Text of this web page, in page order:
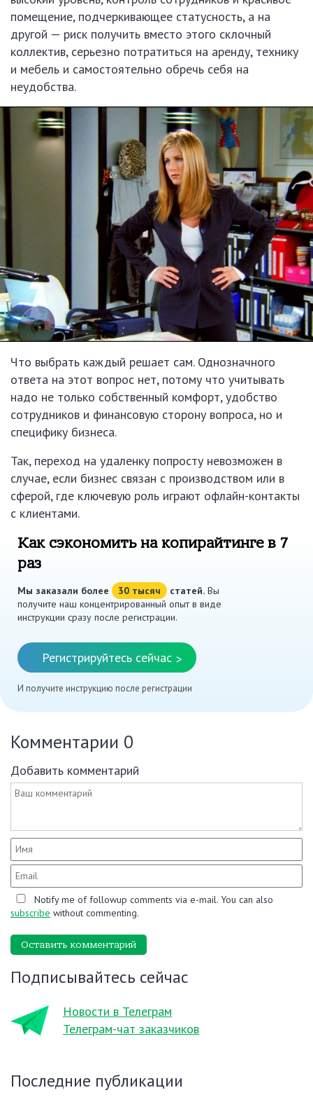
помещение, подчеркивающее статусность, а на
другой — риск получить вместо этого склочный
коллектив, серьезно потратиться на аренду, технику
и мебель и самостоятельно обречь себя на
неудобства.
Что выбрать каждый решает сам. Однозначного
ответа на этот вопрос нет, потому что учитывать
надо не только собственный комфорт, удобство
сотрудников и финансовую сторону вопроса, но и
специфику бизнеса.
Так, переход на удаленку попросту невозможен в
случае, если бизнес связан с производством или в
сферой, где ключевую роль играют офлайн-контакты
с клиентами.
Как сэкономить на копирайтинге в 7
раз
Мы заказали более 30 тысяч статей. Вы
получите наш концентрированный опыт в виде
инструкции сразу после регистрации.
Регистрируйтесь сейчас >
И получите инструкцию после регистрации
Комментарии 0
Добавить комментарий
Notify me of followup comments via e-mail. You can also
subscribe without commenting.
Оставить комментарий
Подписывайтесь сейчас
Новости в Телеграм
Телеграм-чат заказчиков
Последние публикации